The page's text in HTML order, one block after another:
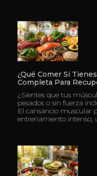
¿Qué Comer Si
Completa Para
¿Sientes que tus
pesados o sin fuerza
El cansancio muscular
entrenamiento intenso,